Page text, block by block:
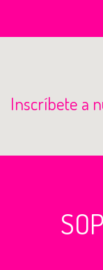
Inscríbete a